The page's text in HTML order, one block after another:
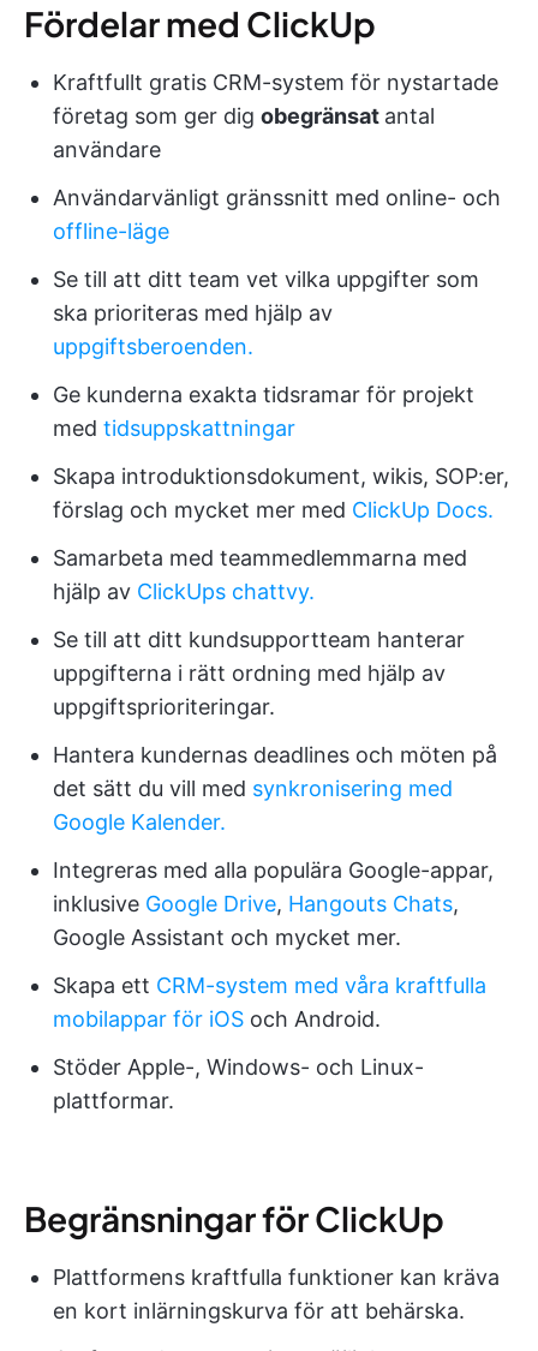
Fördelar med ClickUp
Kraftfullt gratis CRM-system för nystartade
företag som ger dig obegränsat antal
användare
Användarvänligt gränssnitt med online- och
offline-läge
Se till att ditt team vet vilka uppgifter som
ska prioriteras med hjälp av
uppgiftsberoenden.
Ge kunderna exakta tidsramar för projekt
med tidsuppskattningar
Skapa introduktionsdokument, wikis, SOP:er,
förslag och mycket mer med ClickUp Docs.
Samarbeta med teammedlemmarna med
hjälp av ClickUps chattvy.
Se till att ditt kundsupportteam hanterar
uppgifterna i rätt ordning med hjälp av
uppgiftsprioriteringar.
Hantera kundernas deadlines och möten på
det sätt du vill med synkronisering med
Google Kalender.
Integreras med alla populära Google-appar,
inklusive Google Drive, Hangouts Chats,
Google Assistant och mycket mer.
Skapa ett CRM-system med våra kraftfulla
mobilappar för iOS och Android.
Stöder Apple-, Windows- och Linux-
plattformar.
Begränsningar för ClickUp
Plattformens kraftfulla funktioner kan kräva
en kort inlärningskurva för att behärska.